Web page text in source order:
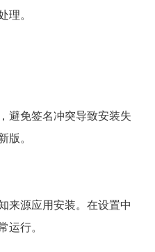
理。
避免签名冲突导致安装失
版。
来源应用安装。在设置中
运行。